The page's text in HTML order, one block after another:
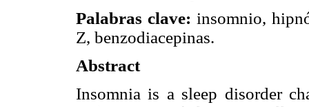
Palabras clave: insomnio,
Z, benzodiacepinas.
Abstract
Insomnia is a sleep disorder